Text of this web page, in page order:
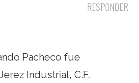
RESPONDER
Pacheco fue
Industrial, C.F.